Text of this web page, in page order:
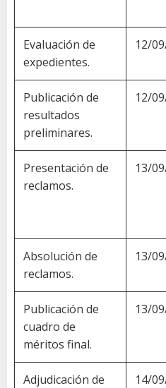
Evaluación de
expedientes.
12/
Publicación de
resultados
preliminares.
12/
Presentación de
reclamos.
13/
Absolución de
reclamos.
13/
Publicación de
cuadro de
méritos final.
13/
Adjudicación de
14/